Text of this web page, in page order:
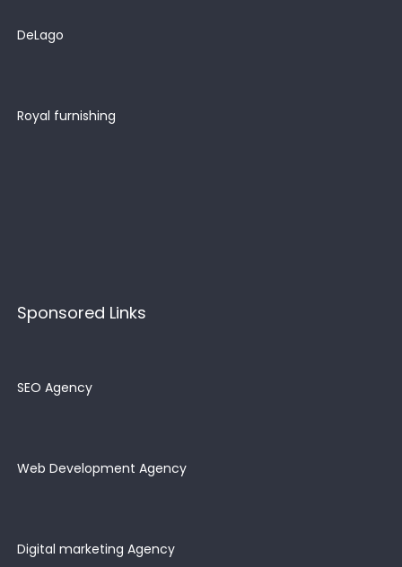
DeLago
Royal furnishing
Sponsored Links
SEO Agency
Web Development Agency
Digital marketing Agency